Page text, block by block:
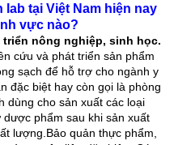
lab tại Việt Nam hiện nay
vực nào?
nông nghiệp, sinh học.
cứu và phát triển sản phẩm
sạch để hỗ trợ cho ngành y
đặc biệt hay còn gọi là phòng
dùng cho sản xuất các loại
phẩm sau khi sản xuất
lượng.Bảo quản thực phẩm,